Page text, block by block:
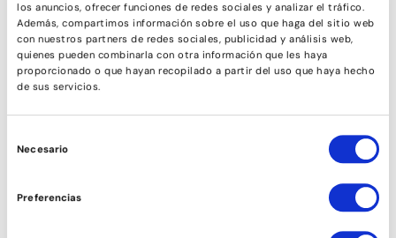
los anuncios, ofrecer funciones de redes sociales y analizar el tráfico.
Además, compartimos información sobre el uso que haga del sitio web
con nuestros partners de redes sociales, publicidad y análisis web,
quienes pueden combinarla con otra información que les haya
proporcionado o que hayan recopilado a partir del uso que haya hecho
de sus servicios.
de
Necesario
Preferencias